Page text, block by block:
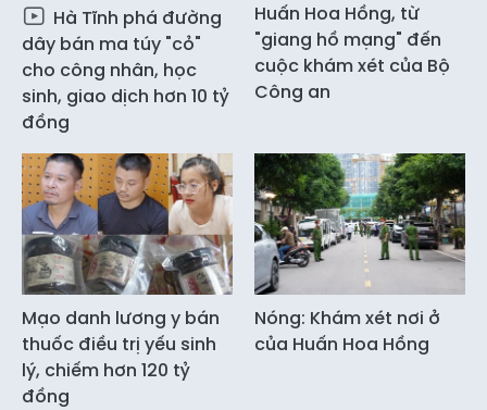
Hà Tĩnh phá đường
dây bán ma túy "cỏ"
cho công nhân, học
sinh, giao dịch hơn 10 tỷ
đồng
Huấn Hoa Hồng, từ
"giang hồ mạng" đến
cuộc khám xét của Bộ
Công an
Mạo danh lương y bán
thuốc điều trị yếu sinh
lý, chiếm hơn 120 tỷ
đồng
Nóng: Khám xét nơi ở
của Huấn Hoa Hồng